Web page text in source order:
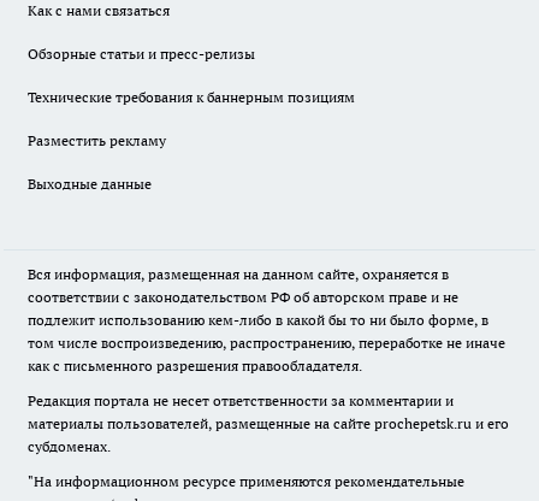
Как с нами связаться
Обзорные статьи и пресс-релизы
Технические требования к баннерным позициям
Разместить рекламу
Выходные данные
Вся информация, размещенная на данном сайте, охраняется в
соответствии с законодательством РФ об авторском праве и не
подлежит использованию кем-либо в какой бы то ни было форме, в
том числе воспроизведению, распространению, переработке не иначе
как с письменного разрешения правообладателя.
Редакция портала не несет ответственности за комментарии и
материалы пользователей, размещенные на сайте prochepetsk.ru и его
субдоменах.
"На информационном ресурсе применяются рекомендательные